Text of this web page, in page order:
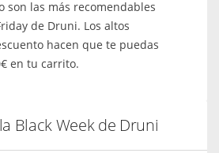
son las más recomendables
de Druni. Los altos
hacen que te puedas
en tu carrito.
Black Week de Druni